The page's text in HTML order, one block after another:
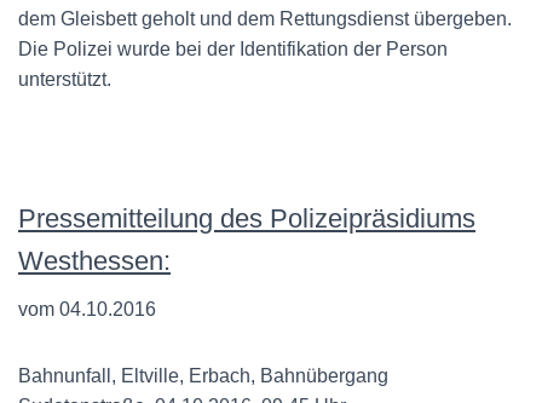
dem Gleisbett geholt und dem Rettungsdienst übergeben.
Die Polizei wurde bei der Identifikation der Person
unterstützt.
Pressemitteilung des Polizeipräsidiums
Westhessen:
vom 04.10.2016
Bahnunfall, Eltville, Erbach, Bahnübergang